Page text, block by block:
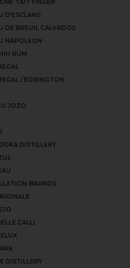
TAITTINGER
D'ESCLANS
DE BREUIL CALVADOS
NAPOLEON
RUM
/ EDRINGTON
JOZO
DISTILLERY
BRANDS
CALLI
DISTILLERY